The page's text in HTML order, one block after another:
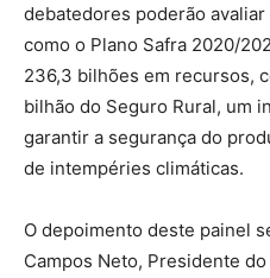
debatedores poderão
como o Plano Safra 2020/
236,3 bilhões em recursos,
bilhão do Seguro Rural, um
garantir a segurança do
de intempéries climáticas.
O depoimento deste painel
Campos Neto, Presidente